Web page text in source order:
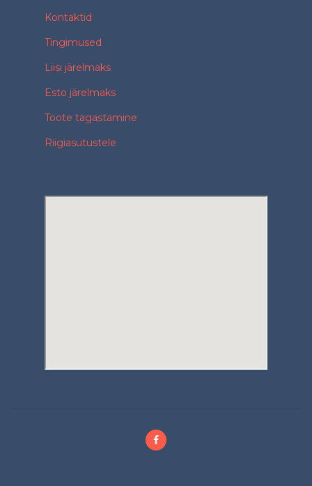
Kontaktid
Tingimused
Liisi järelmaks
Esto järelmaks
Toote tagastamine
Riigiasutustele